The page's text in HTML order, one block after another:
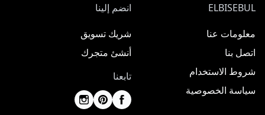
ELBISEBUL
معلومات عنا
اتصل بنا
شروط الاستخدام
سياسة الخصوصية
انضم إلينا
شريك تسويق
أنشئ متجرك
تابعنا